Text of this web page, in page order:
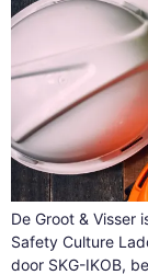
De Groot &
Safety Culture
door SKG-IKOB,